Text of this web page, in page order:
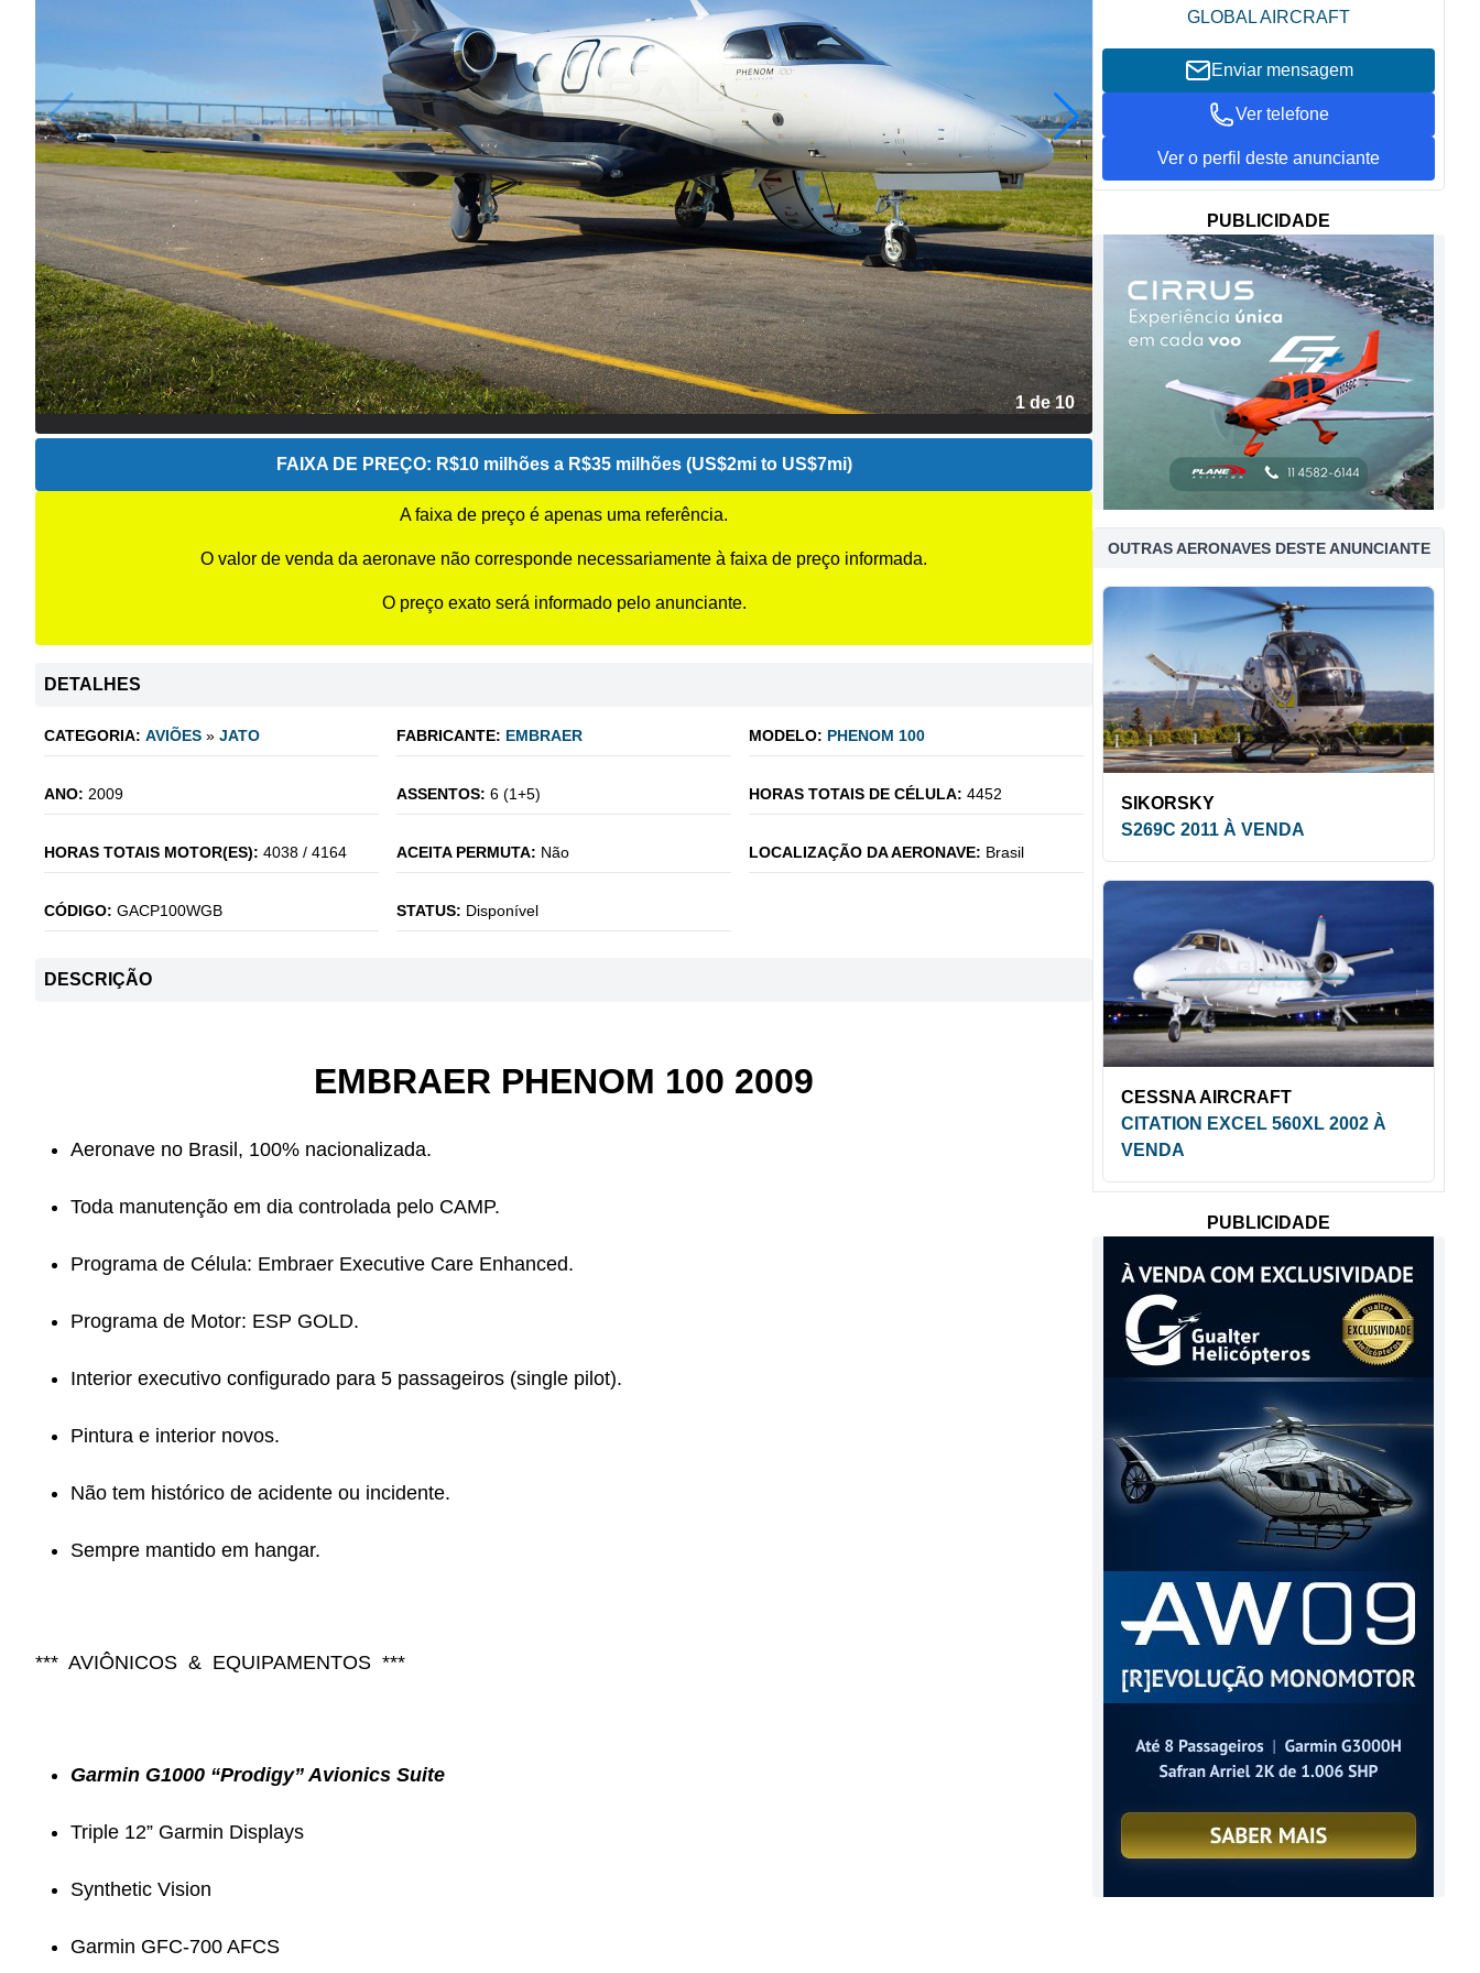
2 de 10
FAIXA DE PREÇO: R$10 milhões a R$35 milhões (US$2mi to US$7mi)
A faixa de preço é apenas uma referência.
O valor de venda da aeronave não corresponde necessariamente à faixa de preço informada.
O preço exato será informado pelo anunciante.
DETALHES
CATEGORIA: AVIÕES » JATO FABRICANTE: EMBRAER MODELO: PHENOM 100
ANO: 2009 ASSENTOS: 6 (1+5) HORAS TOTAIS DE CÉLULA: 4452
HORAS TOTAIS MOTOR(ES): 4038 / 4164 ACEITA PERMUTA: Não LOCALIZAÇÃO DA AERONAVE: Brasil
CÓDIGO: GACP100WGB STATUS: Disponível
DESCRIÇÃO
EMBRAER PHENOM 100 2009
Aeronave no Brasil, 100% nacionalizada.
Toda manutenção em dia controlada pelo CAMP.
Programa de Célula: Embraer Executive Care Enhanced.
Programa de Motor: ESP GOLD.
Interior executivo configurado para 5 passageiros (single pilot).
Pintura e interior novos.
Não tem histórico de acidente ou incidente.
Sempre mantido em hangar.
*** AVIÔNICOS & EQUIPAMENTOS ***
Garmin G1000 “Prodigy” Avionics Suite
Triple 12” Garmin Displays
Synthetic Vision
Garmin GFC-700 AFCS
GLOBAL AIRCRAFT
Enviar mensagem
Ver telefone
Ver o perfil deste anunciante
PUBLICIDADE
OUTRAS AERONAVES DESTE ANUNCIANTE
SIKORSKY
S269C 2011 À VENDA
CESSNA AIRCRAFT
CITATION EXCEL 560XL 2002 À
VENDA
PUBLICIDADE